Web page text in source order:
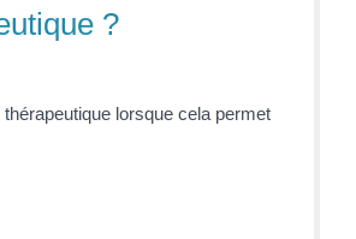
?
lorsque cela permet